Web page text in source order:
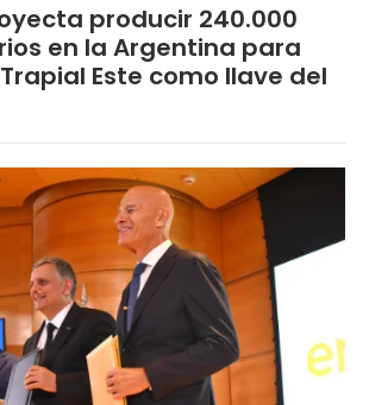
producir 240.000
en la Argentina para
Este como llave del